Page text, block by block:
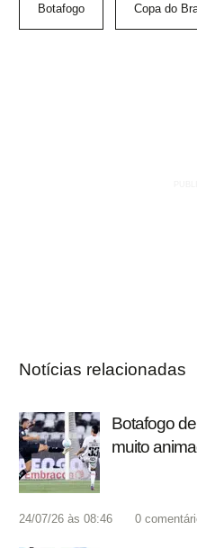
Botafogo Copa do
Notícias relacionadas
Botafogo
muito
24/07/26 às 08:46 0